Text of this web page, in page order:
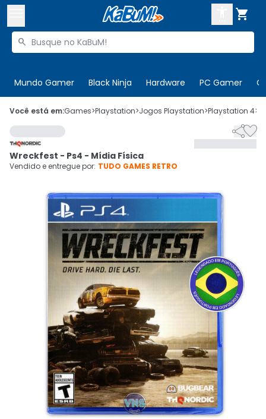

Buscar produtos

Mundo Gamer Black Ninja Hardware PC Gamer
 Olá. Acesse sua conta
 Departamentos
Cupons
Ativar tradutor em libras
CADASTRE-SE
Você está em:Games>Playstation>Jogos Playstation>Playstation 4>

Wreckfest - Ps4 - Mídia Física
Vendido e entregue por: TUDO GAMES RETRO